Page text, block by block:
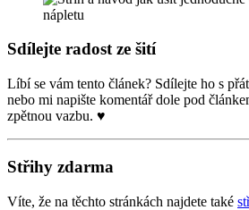
Sdílejte radost ze šití
Líbí se vám tento článek? Sdílejte ho s
nebo mi napište komentář dole pod
zpětnou vazbu. ♥
Střihy zdarma
Víte, že na těchto stránkách najdete také